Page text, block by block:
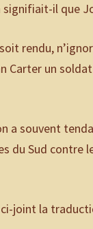
signifiait-il que
rendu,
Carter un
a souvent
du Sud
joint la